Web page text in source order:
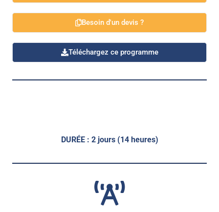
Besoin d'un devis ?
Téléchargez ce programme
DURÉE : 2 jours (14 heures)